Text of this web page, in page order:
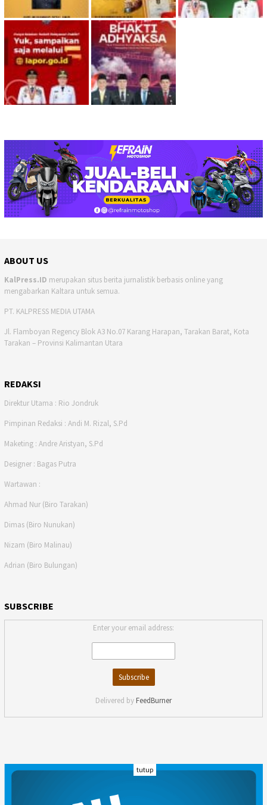
ABOUT US
KalPress.ID merupakan situs berita jurnalistik berbasis online yang
mengabarkan Kaltara untuk semua.
PT. KALPRESS MEDIA UTAMA
Jl. Flamboyan Regency Blok A3 No.07 Karang Harapan, Tarakan Barat, Kota
Tarakan – Provinsi Kalimantan Utara
REDAKSI
Direktur Utama : Rio Jondruk
Pimpinan Redaksi : Andi M. Rizal, S.Pd
Maketing : Andre Aristyan, S.Pd
Designer : Bagas Putra
Wartawan :
Ahmad Nur (Biro Tarakan)
Dimas (Biro Nunukan)
Nizam (Biro Malinau)
Adrian (Biro Bulungan)
SUBSCRIBE
Enter your email address:
Delivered by FeedBurner
INDEKS
tutup